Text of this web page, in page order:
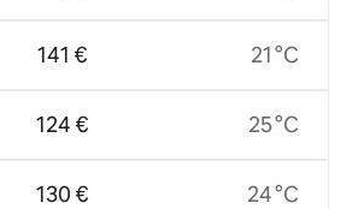
141 €
124 €
130 €
21 °C
25 °C
24 °C